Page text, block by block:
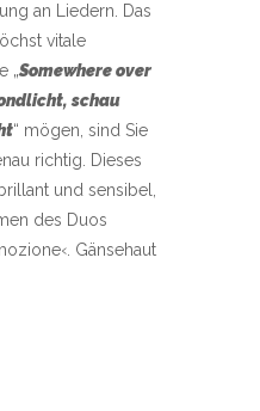
an Liedern. Das
vitale
„Somewhere over
schau
“ mögen, sind Sie
richtig. Dieses
und sensibel,
des Duos
Gänsehaut